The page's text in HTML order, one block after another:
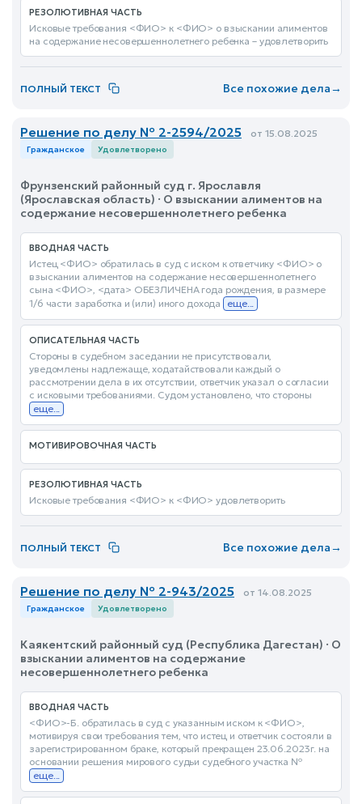
РЕЗОЛЮТИВНАЯ ЧАСТЬ
Исковые требования <ФИО> к <ФИО> о взыскании алиментов
на содержание несовершеннолетнего ребенка – удовлетворить
ПОЛНЫЙ ТЕКСТ Все похожие дела→
Решение по делу № 2-2594/2025 от 15.08.2025
Гражданское Удовлетворено
Фрунзенский районный суд г. Ярославля
(Ярославская область) · О взыскании алиментов на
содержание несовершеннолетнего ребенка
ВВОДНАЯ ЧАСТЬ
Истец <ФИО> обратилась в суд с иском к ответчику <ФИО> о
взыскании алиментов на содержание несовершеннолетнего
сына <ФИО>, <дата> ОБЕЗЛИЧЕНА года рождения, в размере
1/6 части заработка и (или) иного дохода еще...
ОПИСАТЕЛЬНАЯ ЧАСТЬ
Стороны в судебном заседании не присутствовали,
уведомлены надлежаще, ходатайствовали каждый о
рассмотрении дела в их отсутствии, ответчик указал о согласии
с исковыми требованиями. Судом установлено, что стороны
еще...
МОТИВИРОВОЧНАЯ ЧАСТЬ
РЕЗОЛЮТИВНАЯ ЧАСТЬ
Исковые требования <ФИО> к <ФИО> удовлетворить
ПОЛНЫЙ ТЕКСТ Все похожие дела→
Решение по делу № 2-943/2025 от 14.08.2025
Гражданское Удовлетворено
Каякентский районный суд (Республика Дагестан) · О
взыскании алиментов на содержание
несовершеннолетнего ребенка
ВВОДНАЯ ЧАСТЬ
<ФИО>-Б. обратилась в суд с указанным иском к <ФИО>,
мотивируя свои требования тем, что истец и ответчик состояли в
зарегистрированном браке, который прекращен 23.06.2023г. на
основании решения мирового судьи судебного участка №
еще...